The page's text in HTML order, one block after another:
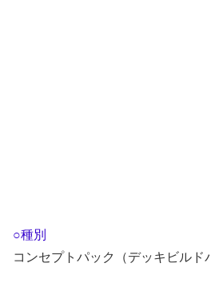
○種別
コンセプトパック（デッキビルド